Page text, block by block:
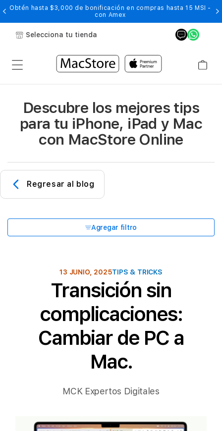
Obtén hasta $3,000 de bonificación en compras hasta 15 MSI -
con Amex
Selecciona tu tienda
Descubre los mejores tips
para tu iPhone, iPad y Mac
con MacStore Online
Regresar al blog
Agregar filtro
13 JUNIO, 2025TIPS & TRICKS
Transición sin
complicaciones:
Cambiar de PC a
Mac.
MCK Expertos Digitales